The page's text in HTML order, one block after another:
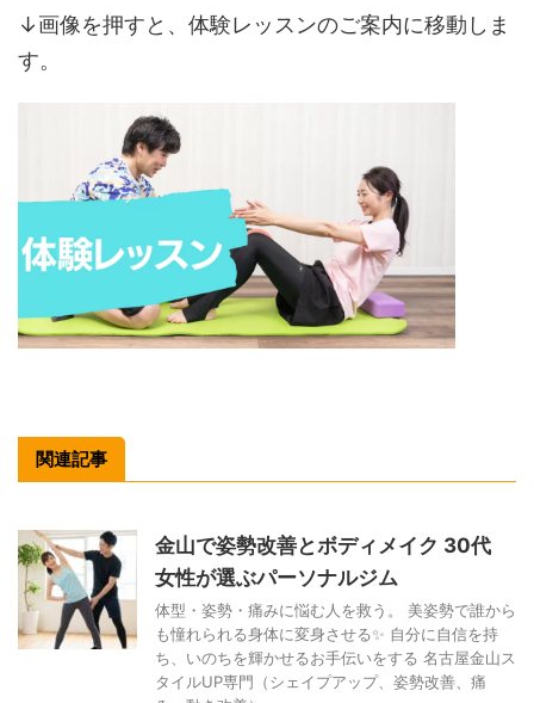
↓画像を押すと、体験レッスンのご案内に移動しま
す。
関連記事
金山で姿勢改善とボディメイク 30代
女性が選ぶパーソナルジム
体型・姿勢・痛みに悩む人を救う。 美姿勢で誰から
も憧れられる身体に変身させる✨ 自分に自信を持
ち、いのちを輝かせるお手伝いをする 名古屋金山ス
タイルUP専門（シェイプアップ、姿勢改善、痛